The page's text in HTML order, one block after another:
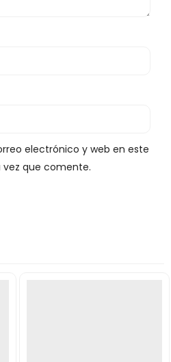
electrónico y web en este
que comente.